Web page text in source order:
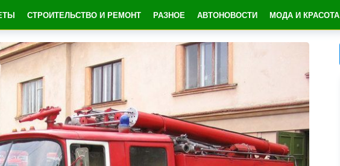
СТРОИТЕЛЬСТВО И РЕМОНТ РАЗНОЕ АВТОНОВОСТИ МОДА И КРАСОТА